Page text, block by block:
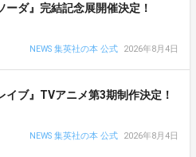
ーダ』完結記念展開催決定！
NEWS 集英社の本 公式
2026年8月4日
イブ』TVアニメ第3期制作決定！
NEWS 集英社の本 公式
2026年8月4日